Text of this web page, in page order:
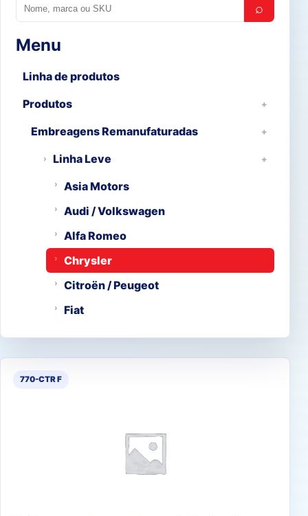
⌕
Menu
Linha de produtos
Produtos
Embreagens Remanufaturadas
Linha Leve
Asia Motors
Audi / Volkswagen
Alfa Romeo
Chrysler
Citroën / Peugeot
Fiat
770-CTR F